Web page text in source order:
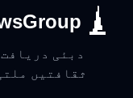
دبئی
ثقافتیں